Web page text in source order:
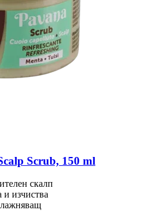
Scrub, 150 ml
скалп
изчиства